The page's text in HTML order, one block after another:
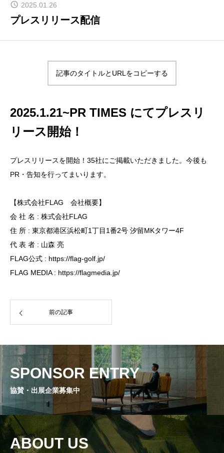
GUEST
よくあるご質問
協賛企業
BOOTH
ABOUT US
2025.01.26
プレスリリース配信
記事のタイトルとURLをコピーする
2025.1.21~PR TIMES にてプレスリ
リース開始！
プレスリリースを開始！35社にご掲載いただきました。今後も
PR・告知を行ってまいります。
【株式会社FLAG 会社概要】
会 社 名 : 株式会社FLAG
住 所 : 東京都港区浜松町1丁目1番2号 汐留MKタワー4F
代 表 者 : 山森 亮
FLAG公式 : https://flag-golf.jp/
FLAG MEDIA : https://flagmedia.jp/
前の記事
SPONSOR ENTRY
協賛・出展企業募集中
ABOUT US